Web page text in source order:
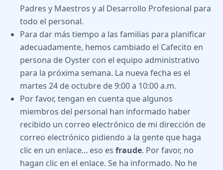
Padres y Maestros y al Desarrollo Profesional para
todo el personal.
Para dar más tiempo a las familias para planificar
adecuadamente, hemos cambiado el Cafecito en
persona de Oyster con el equipo administrativo
para la próxima semana. La nueva fecha es el
martes 24 de octubre de 9:00 a 10:00 a.m.
Por favor, tengan en cuenta que algunos
miembros del personal han informado haber
recibido un correo electrónico de mi dirección de
correo electrónico pidiendo a la gente que haga
clic en un enlace... eso es fraude. Por favor, no
hagan clic en el enlace. Se ha informado. No he